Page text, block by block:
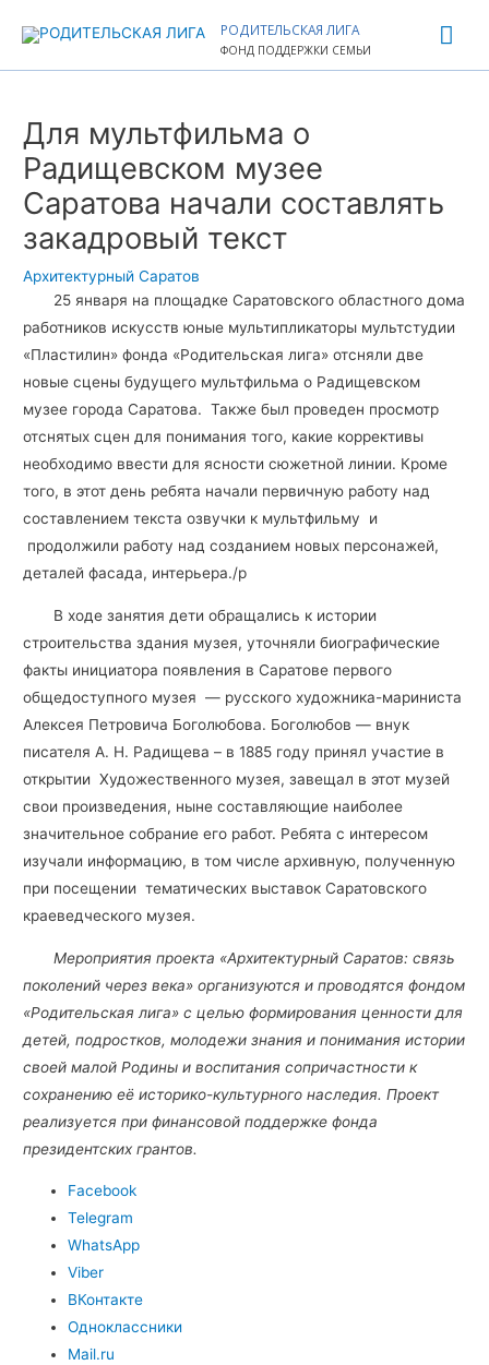
содержимому
РОДИТЕЛЬСКАЯ ЛИГА
ФОНД ПОДДЕРЖКИ СЕМЬИ
Для мультфильма о
Радищевском музее
Саратова начали составлять
закадровый текст
Архитектурный Саратов
25 января на площадке Саратовского областного дома
работников искусств юные мультипликаторы мультстудии
«Пластилин» фонда «Родительская лига» отсняли две
новые сцены будущего мультфильма о Радищевском
музее города Саратова. Также был проведен просмотр
отснятых сцен для понимания того, какие коррективы
необходимо ввести для ясности сюжетной линии. Кроме
того, в этот день ребята начали первичную работу над
составлением текста озвучки к мультфильму и
продолжили работу над созданием новых персонажей,
деталей фасада, интерьера./p
В ходе занятия дети обращались к истории
строительства здания музея, уточняли биографические
факты инициатора появления в Саратове первого
общедоступного музея — русского художника-мариниста
Алексея Петровича Боголюбова. Боголюбов — внук
писателя А. Н. Радищева – в 1885 году принял участие в
открытии Художественного музея, завещал в этот музей
свои произведения, ныне составляющие наиболее
значительное собрание его работ. Ребята с интересом
изучали информацию, в том числе архивную, полученную
при посещении тематических выставок Саратовского
краеведческого музея.
Мероприятия проекта «Архитектурный Саратов: связь
поколений через века» организуются и проводятся фондом
«Родительская лига» с целью формирования ценности для
детей, подростков, молодежи знания и понимания истории
своей малой Родины и воспитания сопричастности к
сохранению её историко-культурного наследия. Проект
реализуется при финансовой поддержке фонда
президентских грантов.
Facebook
Telegram
WhatsApp
Viber
ВКонтакте
Одноклассники
Mail.ru
записям